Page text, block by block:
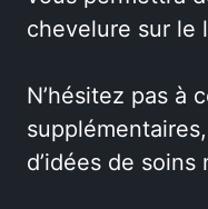
chevelure sur le
N’hésitez pas à
d’idées de soins